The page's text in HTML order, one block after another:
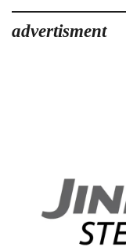
advertisment